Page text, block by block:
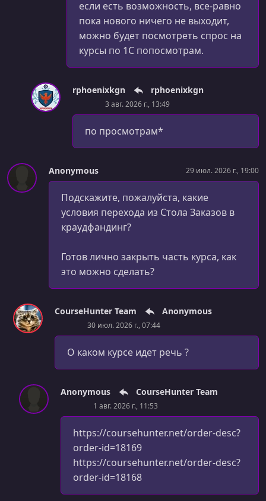
если есть возможность, все-равно
пока нового ничего не выходит,
можно будет посмотреть спрос на
курсы по 1С попосмотрам.
rphoenixkgn rphoenixkgn
3 авг. 2026 г., 13:49
по просмотрам*
Anonymous 29 июл. 2026 г., 19:00
Подскажите, пожалуйста, какие
условия перехода из Стола Заказов в
краудфандинг?
Готов лично закрыть часть курса, как
это можно сделать?
CourseHunter Team Anonymous
30 июл. 2026 г., 07:44
О каком курсе идет речь ?
Anonymous CourseHunter Team
1 авг. 2026 г., 11:53
https://coursehunter.net/order-desc?
order-id=18169
https://coursehunter.net/order-desc?
order-id=18168